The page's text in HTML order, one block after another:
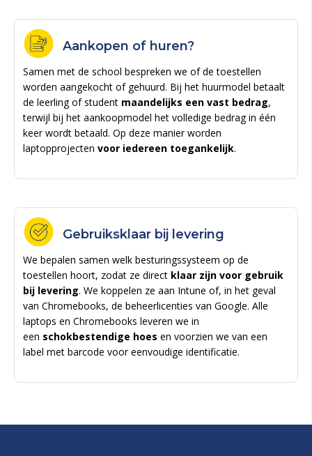
Aankopen of huren?
Samen met de school bespreken we of de toestellen
worden aangekocht of gehuurd. Bij het huurmodel betaalt
de leerling of student maandelijks een vast bedrag,
terwijl bij het aankoopmodel het volledige bedrag in één
keer wordt betaald. Op deze manier worden
laptopprojecten voor iedereen toegankelijk.
Gebruiksklaar bij levering
We bepalen samen welk besturingssysteem op de
toestellen hoort, zodat ze direct klaar zijn voor gebruik
bij levering. We koppelen ze aan Intune of, in het geval
van Chromebooks, de beheerlicenties van Google. Alle
laptops en Chromebooks leveren we in
een schokbestendige hoes en voorzien we van een
label met barcode voor eenvoudige identificatie.